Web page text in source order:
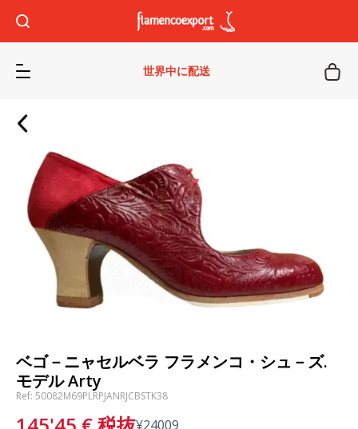
世界中に配送
ベゴ－ニャセルベラ フラメンコ・シュ－ズ.
モデル Arty
Ref: 50082M69PLRPJANRJCBSTK38
¥24009